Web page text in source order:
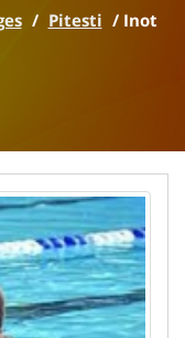
/ Pitesti / Inot